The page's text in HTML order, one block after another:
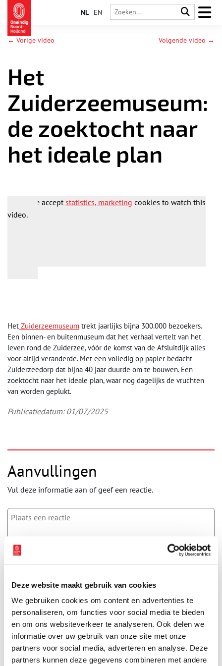
Deze website maakt gebruik van cookies
We gebruiken cookies om content en advertenties te
personaliseren, om functies voor social media te bieden
en om ons websiteverkeer te analyseren. Ook delen we
informatie over uw gebruik van onze site met onze
partners voor social media, adverteren en analyse. Deze
partners kunnen deze gegevens combineren met andere
NL EN
← Vorige video Volgende video →
Het
Zuiderzeemuseum:
de zoektocht naar
het ideale plan
Please acceptstatistics, marketing cookies to watch this
video.
Het Zuiderzeemuseum trekt jaarlijks bijna 300.000 bezoekers.
Een binnen- en buitenmuseum dat het verhaal vertelt van het
leven rond de Zuiderzee, vóór de komst van de Afsluitdijk alles
voor altijd veranderde. Met een volledig op papier bedacht
Zuiderzeedorp dat bijna 40 jaar duurde om te bouwen. Een
zoektocht naar het ideale plan, waar nog dagelijks de vruchten
van worden geplukt.
Publicatiedatum: 01/07/2025
Aanvullingen
Vul deze informatie aan of geef een reactie.
Vereiste velden zijn gemarkeerd met *. Het e-mailadres wordt niet
E-mail*
Vink dit aan als u op de hoogte gehouden wil worden.